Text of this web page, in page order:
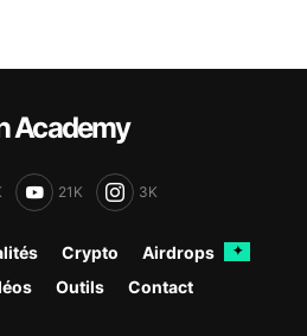
Academy
21K 3K
Crypto Airdrops ✦
Outils Contact